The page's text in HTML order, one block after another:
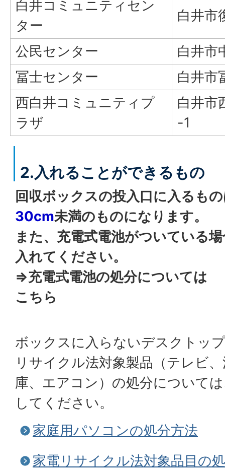
白井コミュニティセン
ター
白井市
公民センター
白井市
冨士センター
白井市
西白井コミュニティプ
ラザ
白井市
-1
2.入れることができるもの
回収ボックスの投入口に入るも
30cm未満のものになります。
また、充電式電池がついている
入れてください。
⇒充電式電池の処分については
こちら
ボックスに入らないデスクトッ
リサイクル法対象製品（テレビ
庫、エアコン）の処分について
してください。
家庭用パソコンの処分方法
家電リサイクル法対象品目の